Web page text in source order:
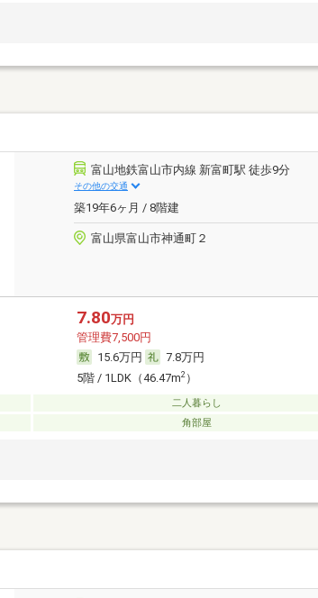
富山地鉄富山市内線 新富町駅 徒歩9分
その他の交通
築19年6ヶ月 / 8階建
富山県富山市神通町２
7.80万円
管理費7,500円
15.6万円
7.8万円
5階 / 1LDK（46.47m2 ）
二人暮らし
角部屋